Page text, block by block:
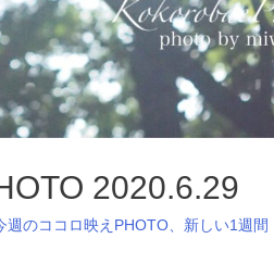
2020.6.29
週のココロ映えPHOTO 新しい1週間